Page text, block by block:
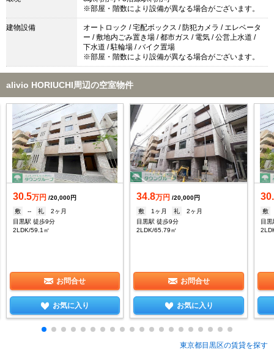
※部屋・階数により設備が異なる場合がございます。
建物設備
オートロック / 宅配ボックス / 防犯カメラ / エレベータ
ー / 敷地内ごみ置き場 / 都市ガス / 電気 / 公営上水道 /
下水道 / 駐輪場 / バイク置場
※部屋・階数により設備が異なる場合がございます。
alivio HORIUCHI周辺の空室物件
30.5万円 /20,000円
敷
-- 礼
2ヶ月
目黒駅 徒歩9分
2LDK/59.1㎡
お問合せ
お気に入り
34.8万円 /20,000円
敷
1ヶ月 礼
2ヶ月
目黒駅 徒歩9分
2LDK/65.79㎡
お問合せ
お気に入り
敷
目
東京都目黒区の賃貸を探す